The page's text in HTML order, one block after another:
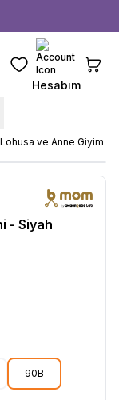
Favorilerim
Hesabım
ve Anne Giyim
- Siyah
90B